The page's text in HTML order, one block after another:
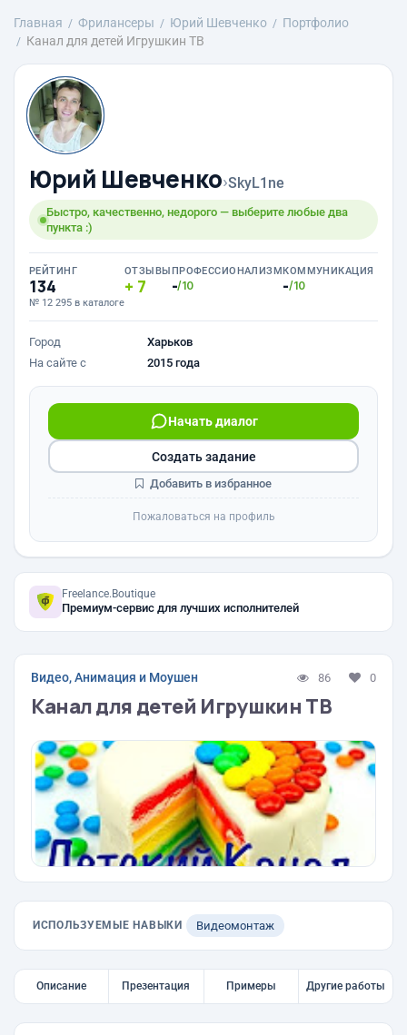
Главная Фрилансеры Юрий Шевченко
Портфолио
Канал для детей Игрушкин ТВ
Юрий Шевченко›SkyL1ne
Быстро, качественно, недорого — выберите любые два
пункта :)
РЕЙТИНГ
134
№ 12 295 в каталоге
ОТЗЫВЫ
7
ПРОФЕССИОНАЛИЗМ
-/10
КОММУНИКАЦИЯ
-/10
Город
Харьков
На сайте с
2015 года
Начать диалог
Создать задание
Добавить в избранное
Пожаловаться на профиль
Freelance.Boutique
Премиум-сервис для лучших исполнителей
Видео, Анимация и Моушен 86 0
Канал для детей Игрушкин ТВ
ИСПОЛЬЗУЕМЫЕ НАВЫКИ Видеомонтаж
Описание Презентация Примеры Другие работы